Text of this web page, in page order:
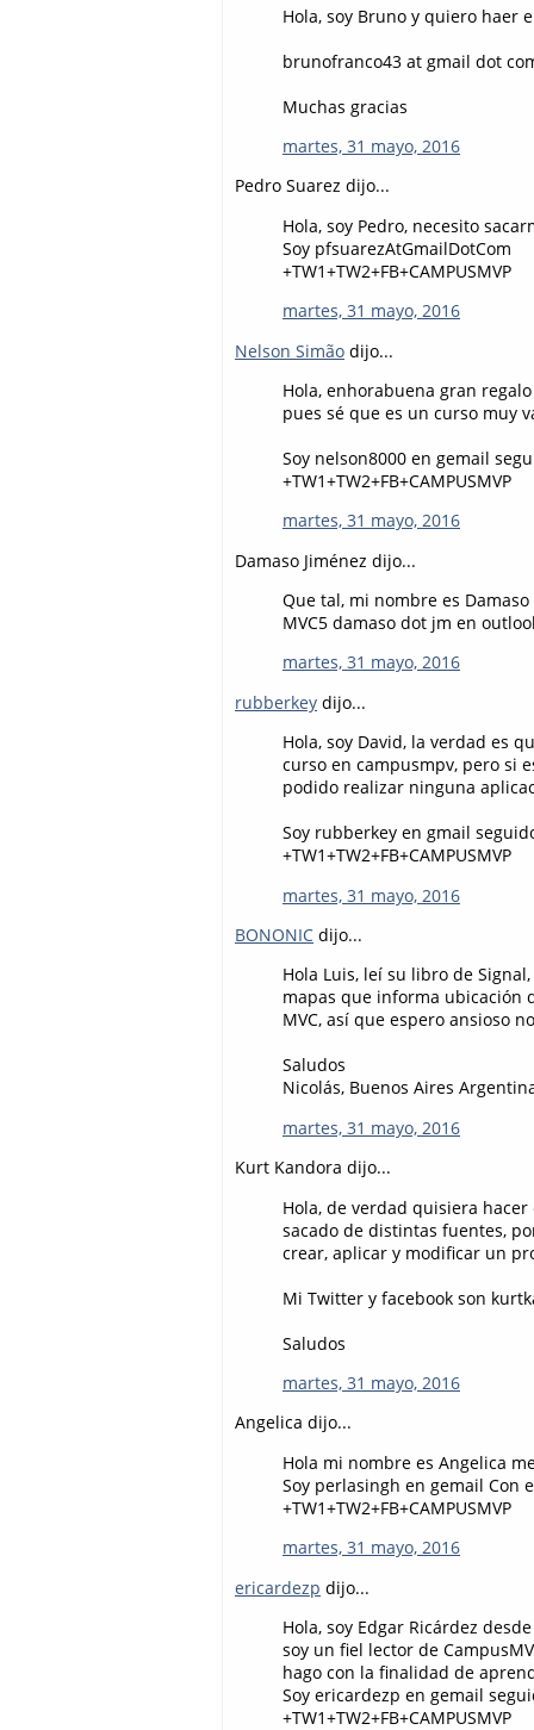
Hola, soy Bruno y quiero haer
brunofranco43 at gmail dot
Muchas gracias
martes, 31 mayo, 2016
Pedro Suarez dijo...
Hola, soy Pedro, necesito
Soy pfsuarezAtGmailDotCom
+TW1+TW2+FB+CAMPUSMVP
martes, 31 mayo, 2016
Nelson Simão dijo...
Hola, enhorabuena gran
pues sé que es un curso muy
Soy nelson8000 en gemail
+TW1+TW2+FB+CAMPUSMVP
martes, 31 mayo, 2016
Damaso Jiménez dijo...
Que tal, mi nombre es
MVC5 damaso dot jm en
martes, 31 mayo, 2016
rubberkey dijo...
Hola, soy David, la verdad es
curso en campusmpv, pero si
podido realizar ninguna
Soy rubberkey en gmail
+TW1+TW2+FB+CAMPUSMVP
martes, 31 mayo, 2016
BONONIC dijo...
Hola Luis, leí su libro de
mapas que informa ubicación
MVC, así que espero ansioso
Saludos
Nicolás, Buenos Aires
martes, 31 mayo, 2016
Kurt Kandora dijo...
Hola, de verdad quisiera
sacado de distintas fuentes,
crear, aplicar y modificar un
Mi Twitter y facebook son
Saludos
martes, 31 mayo, 2016
Angelica dijo...
Hola mi nombre es Angelica
Soy perlasingh en gemail Con
+TW1+TW2+FB+CAMPUSMVP
martes, 31 mayo, 2016
ericardezp dijo...
Hola, soy Edgar Ricárdez
soy un fiel lector de
hago con la finalidad de
Soy ericardezp en gemail
+TW1+TW2+FB+CAMPUSMVP